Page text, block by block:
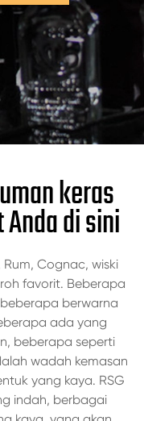
keras
di sini
Rum, Cognac, wiski
favorit. Beberapa
berwarna
ada yang
beberapa seperti
wadah kemasan
yang kaya. RSG
indah, berbagai